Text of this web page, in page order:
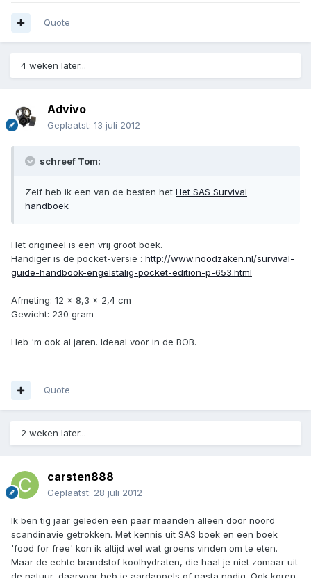
Quote
4 weken later...
Advivo
Geplaatst: 13 juli 2012
schreef Tom:
Zelf heb ik een van de besten het Het SAS Survival
handboek
Het origineel is een vrij groot boek.
Handiger is de pocket-versie : http://www.noodzaken.nl/survival-
guide-handbook-engelstalig-pocket-edition-p-653.html
Afmeting: 12 x 8,3 x 2,4 cm
Gewicht: 230 gram
Heb 'm ook al jaren. Ideaal voor in de BOB.
Quote
2 weken later...
carsten888
Geplaatst: 28 juli 2012
Ik ben tig jaar geleden een paar maanden alleen door noord
scandinavie getrokken. Met kennis uit SAS boek en een boek
'food for free' kon ik altijd wel wat groens vinden om te eten.
Maar de echte brandstof koolhydraten, die haal je niet zomaar uit